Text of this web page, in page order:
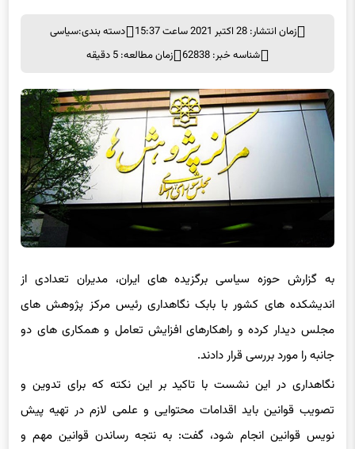
زمان انتشار: 28 اکتبر 2021 ساعت 15:37 دسته بندی:سیاسی
شناسه خبر: 62838
زمان مطالعه: 5 دقیقه
به گزارش حوزه سیاسی برگزیده های ایران، مدیران تعدادی از
اندیشکده های کشور با بابک نگاهداری رئیس مرکز پژوهش های
مجلس دیدار کرده و راهکارهای افزایش تعامل و همکاری های دو
جانبه را مورد بررسی قرار دادند.
نگاهداری در این نشست با تاکید بر این نکته که برای تدوین و
تصویب قوانین باید اقدامات محتوایی و علمی لازم در تهیه پیش
نویس قوانین انجام شود، گفت: به نتجه رساندن قوانین مهم و